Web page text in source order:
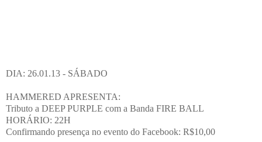
DIA: 26.01.13 - SÁBADO
HAMMERED APRESENTA:
Tributo a DEEP PURPLE com a Banda FIRE BALL
HORÁRIO: 22H
Confirmando presença no evento do Facebook: R$10,00